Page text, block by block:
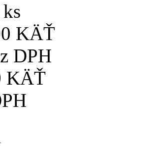
KÄŤ
DPH
KÄŤ